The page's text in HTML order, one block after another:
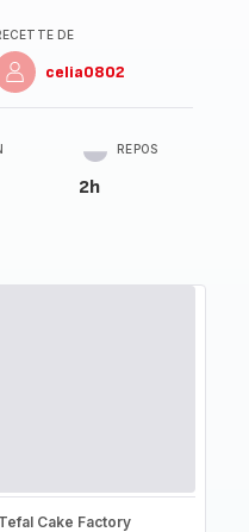
DE
celia0802
REPOS
2h
Tefal Cake Factory